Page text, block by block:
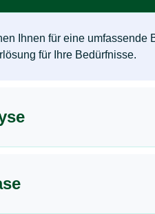
Ihnen für eine umfassende
für Ihre Bedürfnisse.